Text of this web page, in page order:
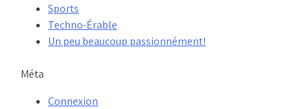
Sports
Techno-Érable
Un peu beaucoup passionnément!
Méta
Connexion